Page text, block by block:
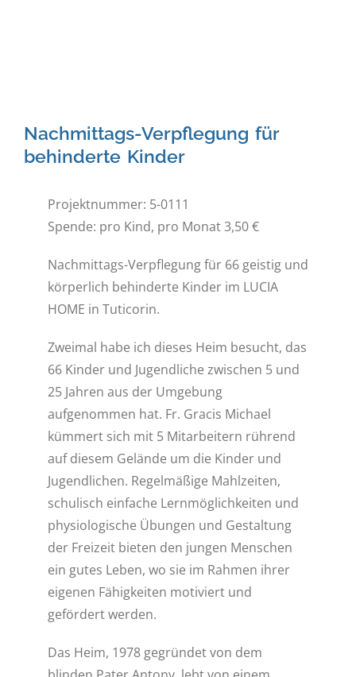
Nachmittags-Verpflegung für
behinderte Kinder
Projektnummer: 5-0111
Spende: pro Kind, pro Monat 3,50 €
Nachmittags-Verpflegung für 66 geistig und
körperlich behinderte Kinder im LUCIA
HOME in Tuticorin.
Zweimal habe ich dieses Heim besucht, das
66 Kinder und Jugendliche zwischen 5 und
25 Jahren aus der Umgebung
aufgenommen hat. Fr. Gracis Michael
kümmert sich mit 5 Mitarbeitern rührend
auf diesem Gelände um die Kinder und
Jugendlichen. Regelmäßige Mahlzeiten,
schulisch einfache Lernmöglichkeiten und
physiologische Übungen und Gestaltung
der Freizeit bieten den jungen Menschen
ein gutes Leben, wo sie im Rahmen ihrer
eigenen Fähigkeiten motiviert und
gefördert werden.
Das Heim, 1978 gegründet von dem